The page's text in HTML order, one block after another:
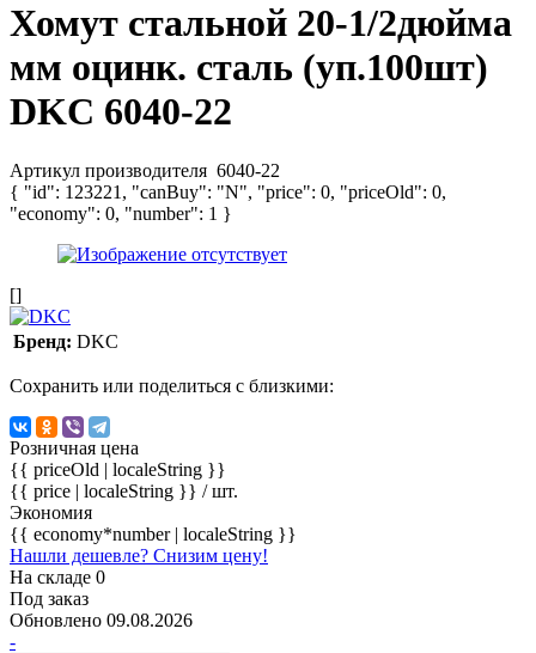
Хомут стальной 20-1/2дюйма
мм оцинк. сталь (уп.100шт)
DKC 6040-22
Артикул производителя 6040-22
{ "id": 123221, "canBuy": "N", "price": 0, "priceOld": 0,
"economy": 0, "number": 1 }
[]
Бренд: DKC
Сохранить или поделиться с близкими:
Розничная цена
{{ priceOld | localeString }}
{{ price | localeString }} / шт.
Экономия
{{ economy*number | localeString }}
Нашли дешевле? Снизим цену!
На складе 0
Под заказ
Обновлено 09.08.2026
-